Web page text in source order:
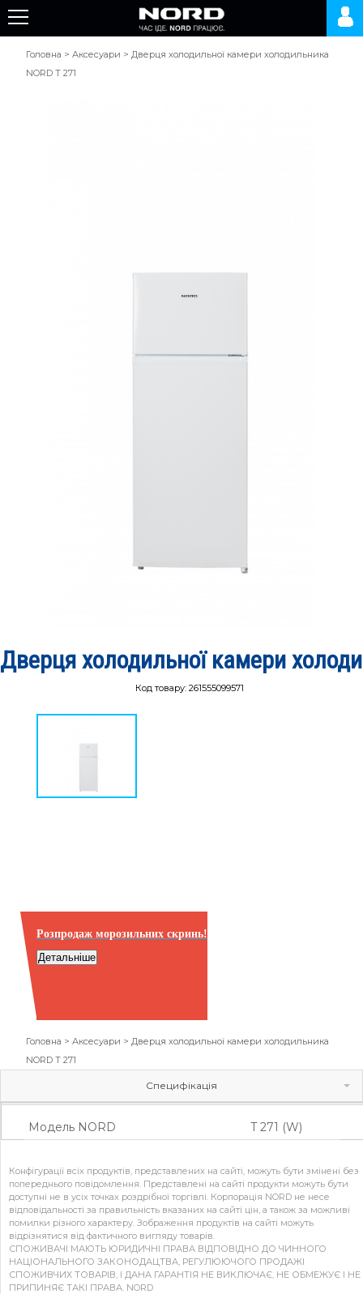
Головна >Аксесуари >Дверця холодильної камери холодильника
NORD T 271
Дверця холодильної камери
Код товару: 261555099571
Розпродаж морозильних скринь!
Детальніше
Головна >Аксесуари > Дверця холодильної камери холодильника
NORD T 271
Специфікація
Основні характеристики
Модель NORD T 271 (W)
Конфігурації всіх продуктів, представлених на сайті, можуть бути змінені без
попереднього повідомлення. Представлені на сайті продукти можуть бути
доступні не в усіх точках роздрібної торгівлі. Корпорація NORD не несе
відповідальності за правильність вказаних на сайті цін, а також за можливі
помилки різного характеру. Зображення продуктів на сайті можуть
відрізнятися від фактичного вигляду товарів.
СПОЖИВАЧІ МАЮТЬ ЮРИДИЧНІ ПРАВА ВІДПОВІДНО ДО ЧИННОГО
НАЦІОНАЛЬНОГО ЗАКОНОДАЦТВА, РЕГУЛЮЮЧОГО ПРОДАЖІ
СПОЖИВЧИХ ТОВАРІВ, І ДАНА ГАРАНТІЯ НЕ ВИКЛЮЧАЄ, НЕ ОБМЕЖУЄ І НЕ
ПРИПИНЯЄ ТАКІ ПРАВА. NORD